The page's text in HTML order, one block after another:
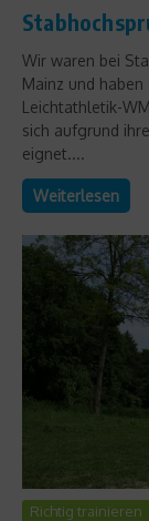
Wir waren bei
Mainz und
Leichtathletik-
sich aufgrund
eignet....
Weiterlesen
Richtig trainieren